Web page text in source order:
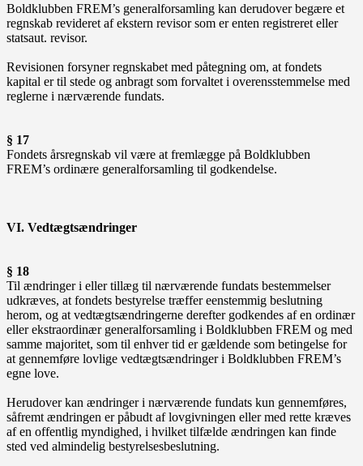
Boldklubben FREM’s generalforsamling kan derudover begære et
regnskab revideret af ekstern revisor som er enten registreret eller
statsaut. revisor.
Revisionen forsyner regnskabet med påtegning om, at fondets
kapital er til stede og anbragt som forvaltet i overensstemmelse med
reglerne i nærværende fundats.
§ 17
Fondets årsregnskab vil være at fremlægge på Boldklubben
FREM’s ordinære generalforsamling til godkendelse.
VI. Vedtægtsændringer
§ 18
Til ændringer i eller tillæg til nærværende fundats bestemmelser
udkræves, at fondets bestyrelse træffer eenstemmig beslutning
herom, og at vedtægtsændringerne derefter godkendes af en ordinær
eller ekstraordinær generalforsamling i Boldklubben FREM og med
samme majoritet, som til enhver tid er gældende som betingelse for
at gennemføre lovlige vedtægtsændringer i Boldklubben FREM’s
egne love.
Herudover kan ændringer i nærværende fundats kun gennemføres,
såfremt ændringen er påbudt af lovgivningen eller med rette kræves
af en offentlig myndighed, i hvilket tilfælde ændringen kan finde
sted ved almindelig bestyrelsesbeslutning.